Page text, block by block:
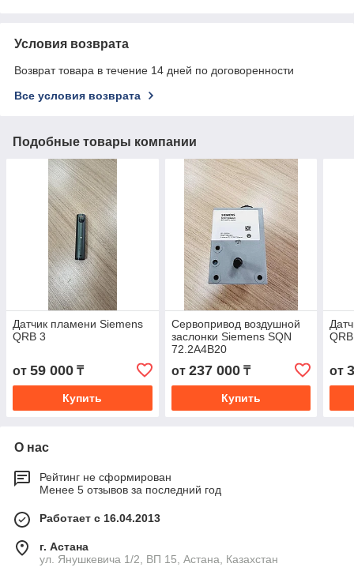
Условия возврата
Возврат товара в течение 14 дней по договоренности
Все условия возврата
Подобные товары компании
Датчик пламени Siemens
QRB 3
от 59 000 ₸
Купить
Сервопривод воздушной
заслонки Siemens SQN
72.2A4В20
от 237 000₸
Купить
от
О нас
Рейтинг не сформирован
Менее 5 отзывов за последний год
Работает с 16.04.2013
г. Астана
ул. Янушкевича 1/2, ВП 15, Астана, Казахстан